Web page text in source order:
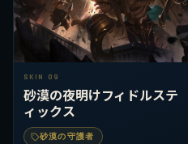
SKIN 09
砂漠の夜明けフィドルステ
ィックス
砂漠の守護者